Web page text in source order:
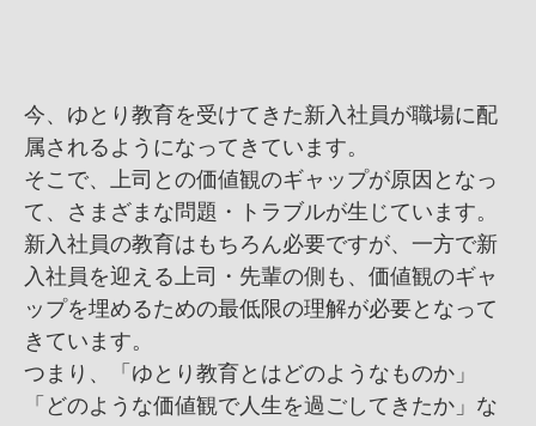
今、ゆとり教育を受けてきた新入社員が職場に配
属されるようになってきています。
そこで、上司との価値観のギャップが原因となっ
て、さまざまな問題・トラブルが生じています。
新入社員の教育はもちろん必要ですが、一方で新
入社員を迎える上司・先輩の側も、価値観のギャ
ップを埋めるための最低限の理解が必要となって
きています。
つまり、「ゆとり教育とはどのようなものか」
「どのような価値観で人生を過ごしてきたか」な